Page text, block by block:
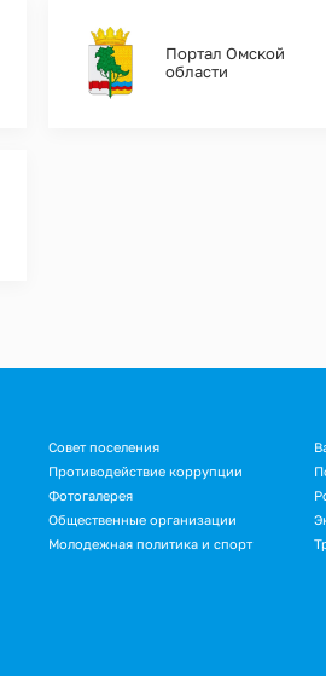
Портал Омской
области
Совет поселения
Противодействие коррупции
Фотогалерея
Общественные организации
Молодежная политика и спорт